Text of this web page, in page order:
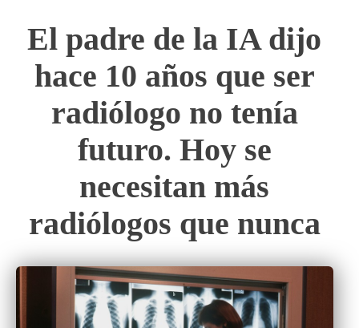
El padre de la IA dijo
hace 10 años que ser
radiólogo no tenía
futuro. Hoy se
necesitan más
radiólogos que nunca